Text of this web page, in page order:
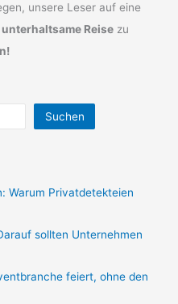
unsere Leser auf eine
unterhaltsame Reise zu
Suchen
Warum Privatdetekteien
sollten Unternehmen
feiert, ohne den